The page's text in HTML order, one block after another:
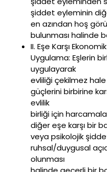
şiddet eyleminin
en azından hoş
bulunması halinde
II. Eşe Karşı
Uygulama: Eşlerin
uygulayarak
evliliği çekilmez
güçlerini birbirine
evlilik
birliği için
diğer eşe karşı bir
veya psikolojik
ruhsal/duygusal
olunması